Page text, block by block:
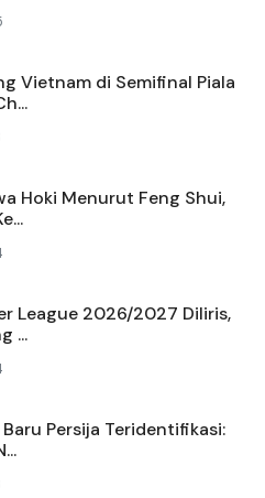
Vietnam di Semifinal Piala
Hoki Menurut Feng Shui,
League 2026/2027 Diliris,
...
Persija Teridentifikasi: